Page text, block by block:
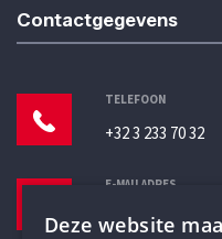
Contactgegevens
TELEFOON
+32 3 233 70 32
E-MAILADRES
Deze website